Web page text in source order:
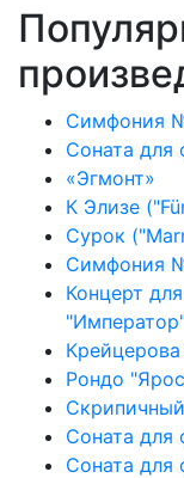
Симфония
Соната для
«Эгмонт»
К Элизе
Сурок
Симфония
Концерт
Крейцерова
Рондо
Соната для
Соната для